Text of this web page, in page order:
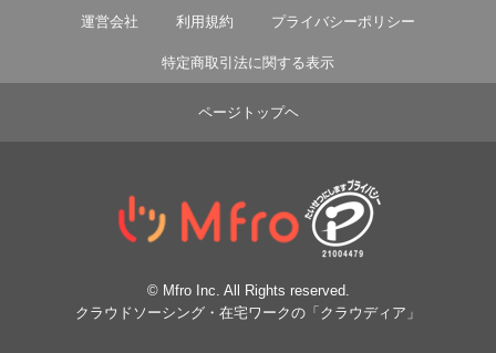
運営会社 利用規約 プライバシーポリシー
特定商取引法に関する表示
ページトップヘ
© Mfro Inc. All Rights reserved.
クラウドソーシング・在宅ワークの「クラウディア」